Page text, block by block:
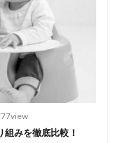
組みを徹底比較！